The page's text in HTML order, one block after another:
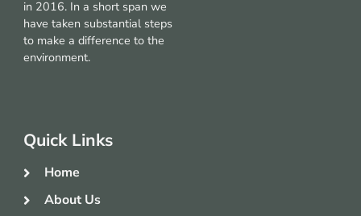
in 2016. In a short span we
have taken substantial steps
to make a difference to the
environment.
Quick Links
Home
About Us